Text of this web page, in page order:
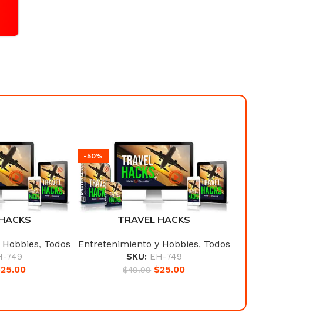
, Todos
749
25.00
-50%
TRAVEL HACKS
Entretenimiento y Hobbies, Todos
SKU: EH-749
$49.99 $25.00